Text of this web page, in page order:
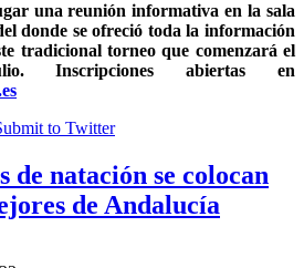
una reunión informativa en la sala
donde se ofreció toda la información
tradicional torneo que comenzará el
Inscripciones abiertas en
de natación se colocan
de Andalucía